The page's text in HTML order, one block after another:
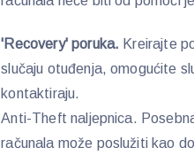
'Recovery' poruka. Kreirajte
slučaju otuđenja, omogućite
kontaktiraju.
Anti-Theft naljepnica.
računala može poslužiti kao